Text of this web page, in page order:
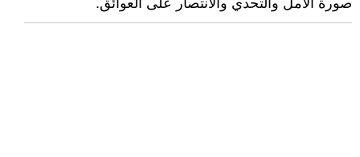
صورة الأمل والتحدي والانتصار على العوائق.